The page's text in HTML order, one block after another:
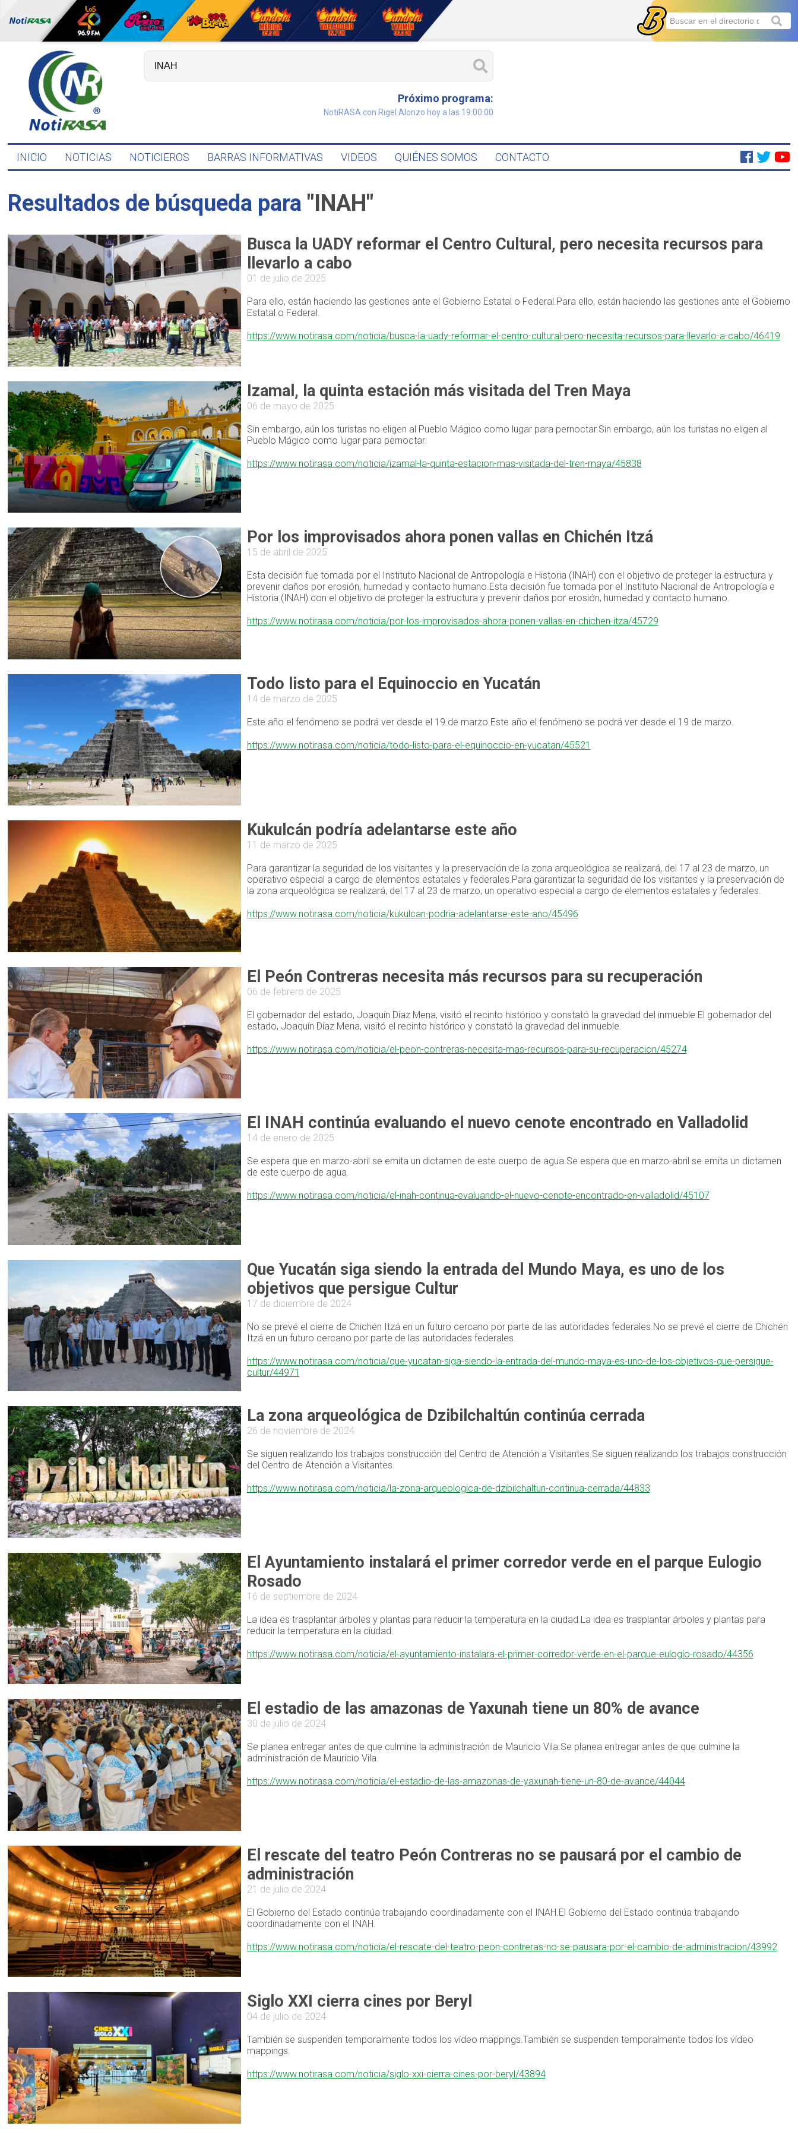
Próximo programa:
NotiRASA con Rigel Alonzo hoy a las 19:00:00
INICIO NOTICIAS NOTICIEROS BARRAS INFORMATIVAS VIDEOS QUIÉNES SOMOS CONTACTO
Resultados de búsqueda para "INAH"
Busca la UADY reformar el Centro Cultural, pero necesita recursos para
llevarlo a cabo
01 de julio de 2025
Para ello, están haciendo las gestiones ante el Gobierno Estatal o Federal.Para ello, están haciendo las gestiones ante el Gobierno
Estatal o Federal.
https://www.notirasa.com/noticia/busca-la-uady-reformar-el-centro-cultural-pero-necesita-recursos-para-llevarlo-a-cabo/46419
Izamal, la quinta estación más visitada del Tren Maya
06 de mayo de 2025
Sin embargo, aún los turistas no eligen al Pueblo Mágico como lugar para pernoctar.Sin embargo, aún los turistas no eligen al
Pueblo Mágico como lugar para pernoctar.
https://www.notirasa.com/noticia/izamal-la-quinta-estacion-mas-visitada-del-tren-maya/45838
Por los improvisados ahora ponen vallas en Chichén Itzá
15 de abril de 2025
Esta decisión fue tomada por el Instituto Nacional de Antropología e Historia (INAH) con el objetivo de proteger la estructura y
prevenir daños por erosión, humedad y contacto humano.Esta decisión fue tomada por el Instituto Nacional de Antropología e
Historia (INAH) con el objetivo de proteger la estructura y prevenir daños por erosión, humedad y contacto humano.
https://www.notirasa.com/noticia/por-los-improvisados-ahora-ponen-vallas-en-chichen-itza/45729
Todo listo para el Equinoccio en Yucatán
14 de marzo de 2025
Este año el fenómeno se podrá ver desde el 19 de marzo.Este año el fenómeno se podrá ver desde el 19 de marzo.
https://www.notirasa.com/noticia/todo-listo-para-el-equinoccio-en-yucatan/45521
Kukulcán podría adelantarse este año
11 de marzo de 2025
Para garantizar la seguridad de los visitantes y la preservación de la zona arqueológica se realizará, del 17 al 23 de marzo, un
operativo especial a cargo de elementos estatales y federales.Para garantizar la seguridad de los visitantes y la preservación de
la zona arqueológica se realizará, del 17 al 23 de marzo, un operativo especial a cargo de elementos estatales y federales.
https://www.notirasa.com/noticia/kukulcan-podria-adelantarse-este-ano/45496
El Peón Contreras necesita más recursos para su recuperación
06 de febrero de 2025
El gobernador del estado, Joaquín Díaz Mena, visitó el recinto histórico y constató la gravedad del inmueble.El gobernador del
estado, Joaquín Díaz Mena, visitó el recinto histórico y constató la gravedad del inmueble.
https://www.notirasa.com/noticia/el-peon-contreras-necesita-mas-recursos-para-su-recuperacion/45274
El INAH continúa evaluando el nuevo cenote encontrado en Valladolid
14 de enero de 2025
Se espera que en marzo-abril se emita un dictamen de este cuerpo de agua.Se espera que en marzo-abril se emita un dictamen
de este cuerpo de agua.
https://www.notirasa.com/noticia/el-inah-continua-evaluando-el-nuevo-cenote-encontrado-en-valladolid/45107
Que Yucatán siga siendo la entrada del Mundo Maya, es uno de los
objetivos que persigue Cultur
17 de diciembre de 2024
No se prevé el cierre de Chichén Itzá en un futuro cercano por parte de las autoridades federales.No se prevé el cierre de Chichén
Itzá en un futuro cercano por parte de las autoridades federales.
https://www.notirasa.com/noticia/que-yucatan-siga-siendo-la-entrada-del-mundo-maya-es-uno-de-los-objetivos-que-persigue-
cultur/44971
La zona arqueológica de Dzibilchaltún continúa cerrada
26 de noviembre de 2024
Se siguen realizando los trabajos construcción del Centro de Atención a Visitantes.Se siguen realizando los trabajos construcción
del Centro de Atención a Visitantes.
https://www.notirasa.com/noticia/la-zona-arqueologica-de-dzibilchaltun-continua-cerrada/44833
El Ayuntamiento instalará el primer corredor verde en el parque Eulogio
Rosado
16 de septiembre de 2024
La idea es trasplantar árboles y plantas para reducir la temperatura en la ciudad.La idea es trasplantar árboles y plantas para
reducir la temperatura en la ciudad.
https://www.notirasa.com/noticia/el-ayuntamiento-instalara-el-primer-corredor-verde-en-el-parque-eulogio-rosado/44356
El estadio de las amazonas de Yaxunah tiene un 80% de avance
30 de julio de 2024
Se planea entregar antes de que culmine la administración de Mauricio Vila.Se planea entregar antes de que culmine la
administración de Mauricio Vila.
https://www.notirasa.com/noticia/el-estadio-de-las-amazonas-de-yaxunah-tiene-un-80-de-avance/44044
El rescate del teatro Peón Contreras no se pausará por el cambio de
administración
21 de julio de 2024
El Gobierno del Estado continúa trabajando coordinadamente con el INAH.El Gobierno del Estado continúa trabajando
coordinadamente con el INAH.
https://www.notirasa.com/noticia/el-rescate-del-teatro-peon-contreras-no-se-pausara-por-el-cambio-de-administracion/43992
Siglo XXI cierra cines por Beryl
04 de julio de 2024
También se suspenden temporalmente todos los vídeo mappings.También se suspenden temporalmente todos los vídeo
mappings.
https://www.notirasa.com/noticia/siglo-xxi-cierra-cines-por-beryl/43894